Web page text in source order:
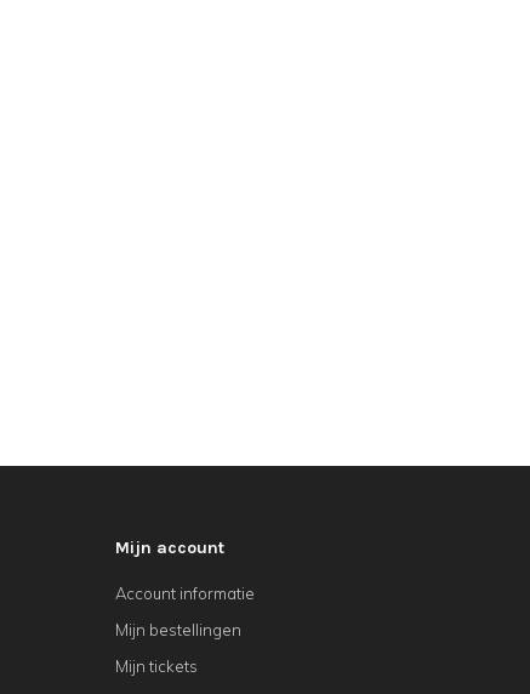
Mijn account
Account informatie
Mijn bestellingen
Mijn tickets